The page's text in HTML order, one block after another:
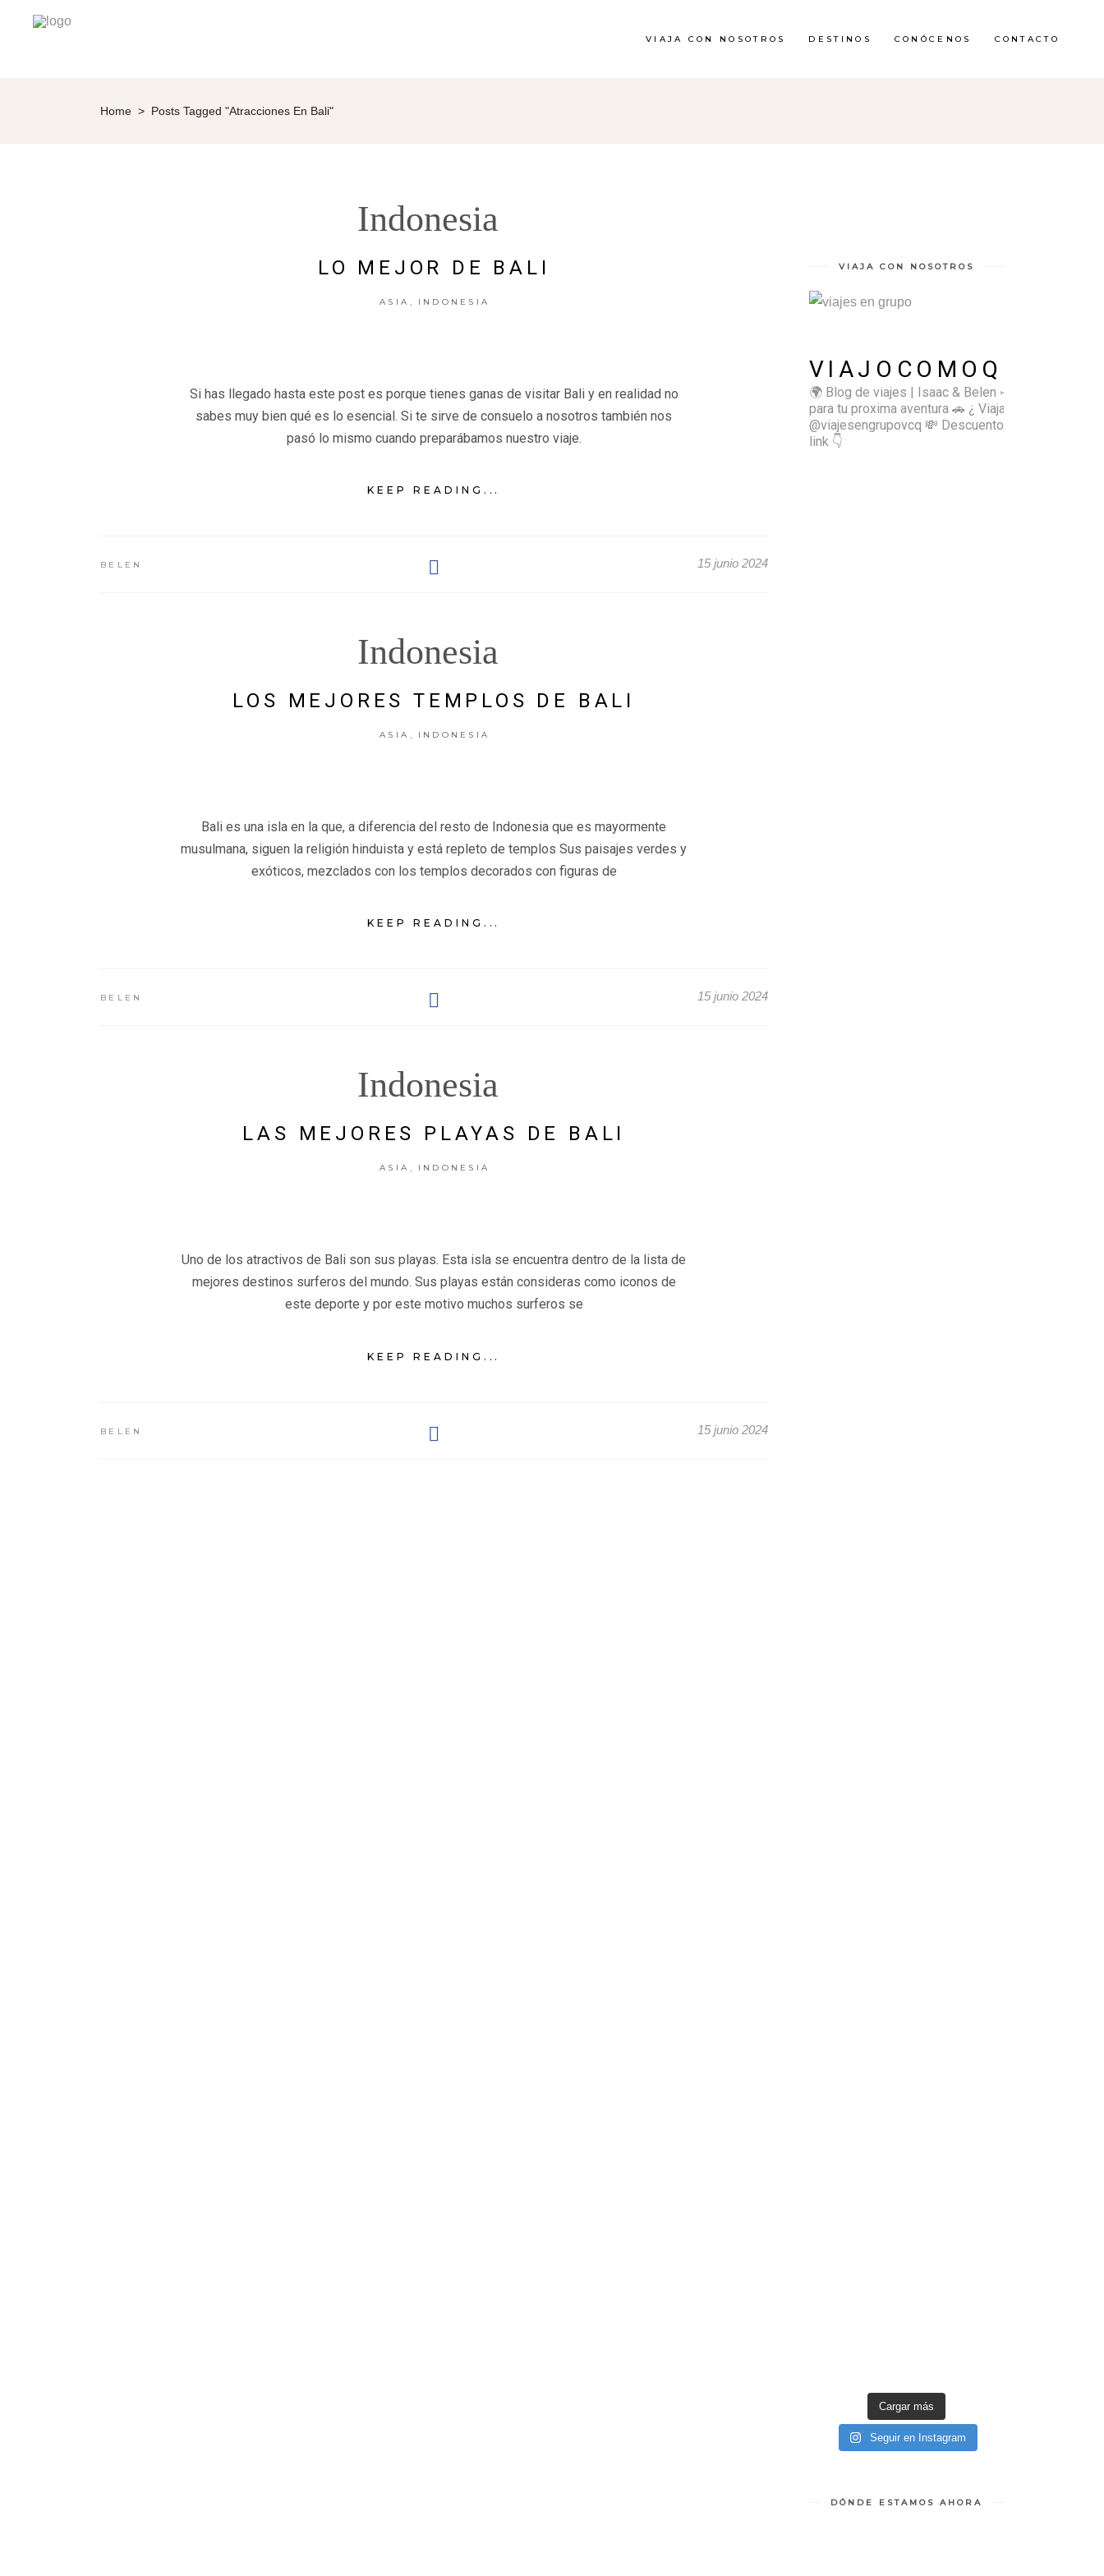
VIAJA CON NOSOTROS DESTINOS CONÓCENOS CONTACTO
Home > Posts Tagged "atracciones En Bali"
Indonesia
LO MEJOR DE BALI
ASIA INDONESIA
Si has llegado hasta este post es porque tienes ganas de visitar Bali y en realidad no
sabes muy bien qué es lo esencial. Si te sirve de consuelo a nosotros también nos
pasó lo mismo cuando preparábamos nuestro viaje.
KEEP READING...
BELEN 15 junio 2024
Indonesia
LOS MEJORES TEMPLOS DE BALI
ASIA INDONESIA
Bali es una isla en la que, a diferencia del resto de Indonesia que es mayormente
musulmana, siguen la religión hinduista y está repleto de templos Sus paisajes verdes y
exóticos, mezclados con los templos decorados con figuras de
KEEP READING...
BELEN 15 junio 2024
Indonesia
LAS MEJORES PLAYAS DE BALI
ASIA , INDONESIA
Uno de los atractivos de Bali son sus playas. Esta isla se encuentra dentro de la lista de
mejores destinos surferos del mundo. Sus playas están consideras como iconos de
este deporte y por este motivo muchos surferos se
KEEP READING...
BELEN 15 junio 2024
VIAJA CON NOSOTROS
VIAJOCOMOQUIERO
🌍 Blog de viajes | Isaac & Belen ✈️ Inspírate
para tu proxima aventura 🚗 ¿ Viajas sol@? 👉🏻
@viajesengrupovcq 💸 Descuentos y tips en el
link 👇
Cargar más
Seguir en Instagram
DÓNDE ESTAMOS AHORA